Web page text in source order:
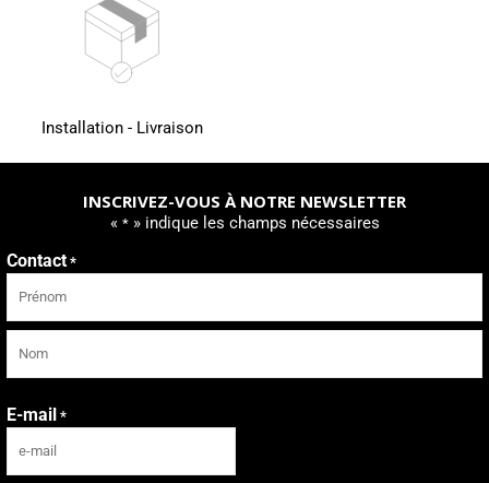
Installation - Livraison
INSCRIVEZ-VOUS À NOTRE NEWSLETTER
« *» indique les champs nécessaires
Contact *
Prénom
Nom
E-mail *